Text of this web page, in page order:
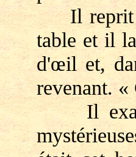
Il reprit
table et il
d'œil et,
revenant.
Il